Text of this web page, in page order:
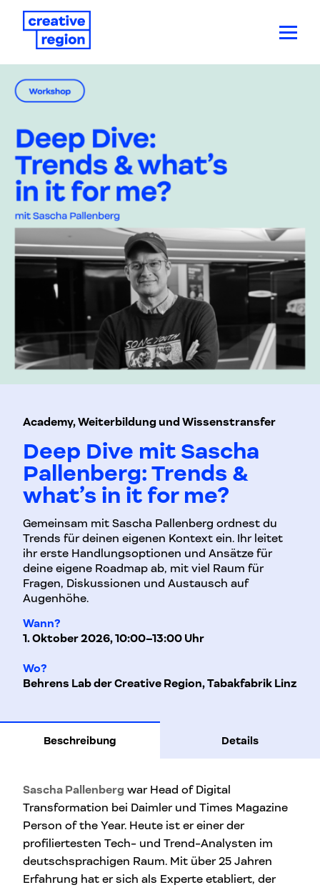
Academy, Weiterbildung und Wissenstransfer
Deep Dive mit Sascha
Pallenberg: Trends &
what’s in it for me?
Gemeinsam mit Sascha Pallenberg ordnest du
Trends für deinen eigenen Kontext ein. Ihr leitet
ihr erste Handlungsoptionen und Ansätze für
deine eigene Roadmap ab, mit viel Raum für
Fragen, Diskussionen und Austausch auf
Augenhöhe.
Wann?
1. Oktober 2026, 10:00–13:00 Uhr
Wo?
Behrens Lab der Creative Region, Tabakfabrik Linz
Beschreibung Details
Sascha Pallenberg war Head of Digital
Transformation bei Daimler und Times Magazine
Person of the Year. Heute ist er einer der
profiliertesten Tech- und Trend-Analysten im
deutschsprachigen Raum. Mit über 25 Jahren
Erfahrung hat er sich als Experte etabliert, der